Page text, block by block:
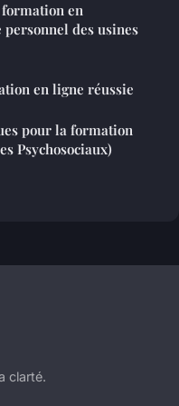
en
des usines
en ligne réussie
pour la formation
Psychosociaux)
clarté.